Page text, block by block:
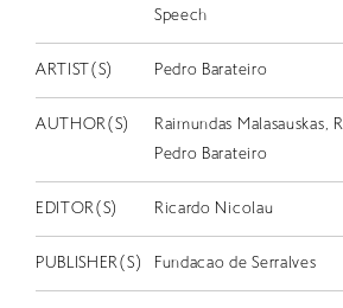
EN
Speech
ARTIST(S) Pedro Barateiro
AUTHOR(S)
Raimundas Malasauskas,
Pedro Barateiro
EDITOR(S) Ricardo Nicolau
PUBLISHER(S) Fundacao de Serralves